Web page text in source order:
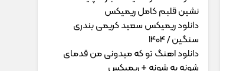
نشین قلبم کامل ریمیکس
دانلود ریمیکس سعید کریمی بندری
سنگین / 1404
دانلود اهنگ تو که میدونی من قدمای